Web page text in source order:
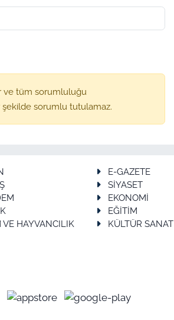
ve tüm sorumluluğu
şekilde sorumlu tutulamaz.
E-GAZETE
SİYASET
EKONOMİ
EĞİTİM
VE HAYVANCILIK
KÜLTÜR SANAT